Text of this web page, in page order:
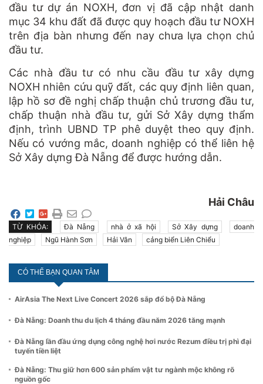
đầu tư dự án NOXH, đơn vị đã cập nhật danh
mục 34 khu đất đã được quy hoạch đầu tư NOXH
trên địa bàn nhưng đến nay chưa lựa chọn chủ
đầu tư.
Các nhà đầu tư có nhu cầu đầu tư xây dựng
NOXH nhiên cứu quỹ đất, các quy định liên quan,
lập hồ sơ đề nghị chấp thuận chủ trương đầu tư,
chấp thuận nhà đầu tư, gửi Sở Xây dựng thẩm
định, trình UBND TP phê duyệt theo quy định.
Nếu có vướng mắc, doanh nghiệp có thể liên hệ
Sở Xây dựng Đà Nẵng để được hướng dẫn.
Hải Châu
TỪ KHÓA: Đà Nẵng nhà ở xã hội Sở Xây dựng
doanh
nghiệp
Ngũ Hành Sơn Hải Vân cảng biển Liên Chiểu
CÓ THỂ BẠN QUAN TÂM
AirAsia The Next Live Concert 2026 sắp đổ bộ Đà Nẵng
Đà Nẵng: Doanh thu du lịch 4 tháng đầu năm 2026 tăng mạnh
Đà Nẵng lần đầu ứng dụng công nghệ hơi nước Rezum điều trị phì đại
tuyến tiền liệt
Đà Nẵng: Thu giữ hơn 600 sản phẩm vật tư ngành mộc không rõ
nguồn gốc